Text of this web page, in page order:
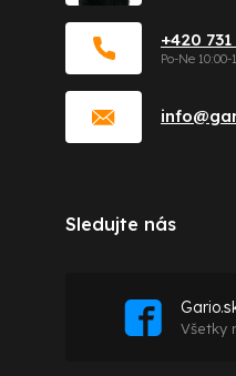
info@
+420 731
Sledujte nás
Všetky